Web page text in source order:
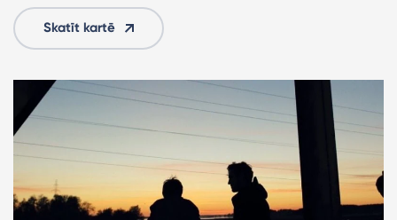
Skatīt kartē